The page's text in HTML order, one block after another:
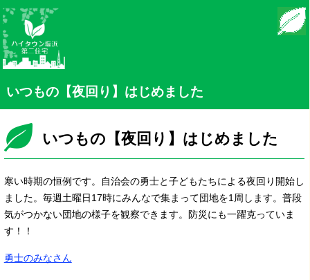
いつもの【夜回り】はじめました
いつもの【夜回り】はじめました
寒い時期の恒例です。自治会の勇士と子どもたちによる夜回り開始し
ました。毎週土曜日17時にみんなで集まって団地を1周します。普段
気がつかない団地の様子を観察できます。防災にも一躍克っていま
す！！
勇士のみなさん